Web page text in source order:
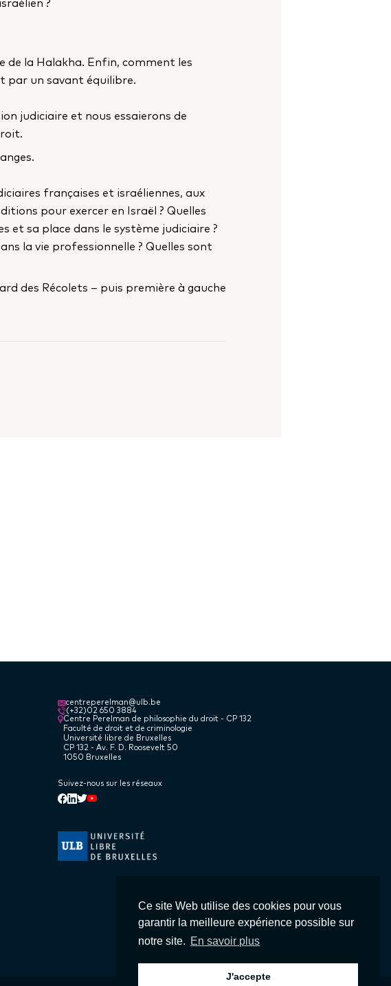
Ce site Web utilise des cookies pour vous
garantir la meilleure expérience possible sur
notre site. En savoir plus
J'accepte
de la Halakha. Enfin, comment les
par un savant équilibre.
judiciaire et nous essaierons de
françaises et israéliennes, aux
pour exercer en Israël ? Quelles
et sa place dans le système judiciaire ?
la vie professionnelle ? Quelles sont
des Récolets – puis première à gauche
centreperelman@ulb.be
(+32)02 650 3884
Centre Perelman de philosophie du droit - CP 132
Faculté de droit et de criminologie
Université libre de Bruxelles
CP 132 - Av. F. D. Roosevelt 50
1050 Bruxelles
Suivez-nous sur les réseaux
Facebook
Linkedin
Twitter
Youtube